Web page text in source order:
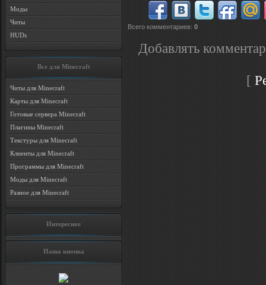
Моды
Читы
HUDs
Все для Minecraft
Читы для Minecraft
Карты для Minecraft
Готовые сервера Minecraft
Плагины Minecraft
Текстуры для Minecraft
Клиенты для Minecraft
Программы для Minecraft
Моды для Minecraft
Разное для Minecraft
Интересное
Наша кнопка
Всего комментариев: 0
Добавлять
[